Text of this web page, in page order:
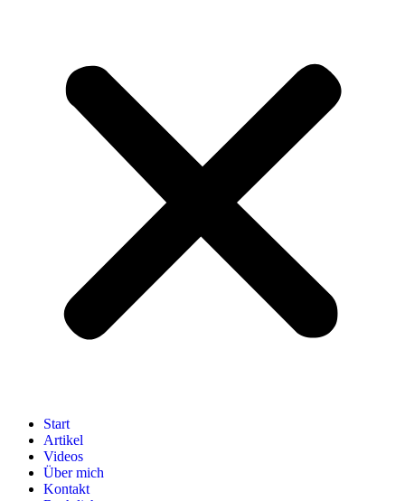
Start
Artikel
Videos
Über mich
Kontakt